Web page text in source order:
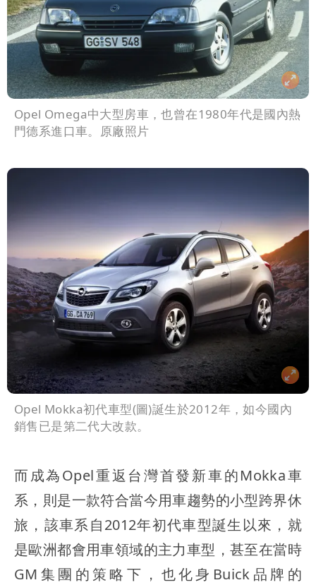
Opel Omega中大型房車，也曾在1980年代是國內熱
門德系進口車。原廠照片
Opel Mokka初代車型(圖)誕生於2012年，如今國內
銷售已是第二代大改款。
而成為Opel重返台灣首發新車的Mokka車
系，則是一款符合當今用車趨勢的小型跨界休
旅，該車系自2012年初代車型誕生以來，就
是歐洲都會用車領域的主力車型，甚至在當時
GM集團的策略下，也化身Buick品牌的